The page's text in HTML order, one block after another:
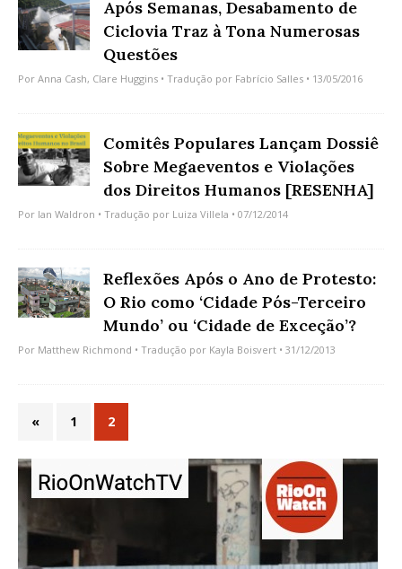
Após Semanas, Desabamento de
Ciclovia Traz à Tona Numerosas
Questões
Por Anna Cash, Clare Huggins • Tradução por Fabrício Salles • 13/05/2016
Comitês Populares Lançam Dossiê
Sobre Megaeventos e Violações
dos Direitos Humanos [RESENHA]
Por Ian Waldron • Tradução por Luiza Villela • 07/12/2014
Reflexões Após o Ano de Protesto:
O Rio como ‘Cidade Pós-Terceiro
Mundo’ ou ‘Cidade de Exceção’?
Por Matthew Richmond • Tradução por Kayla Boisvert • 31/12/2013
« 1 2